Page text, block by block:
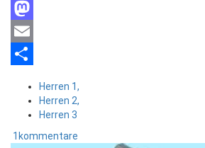
Facebook
Mastodon
Email
Herren 1,
Herren 2,
Herren 3
1kommentare